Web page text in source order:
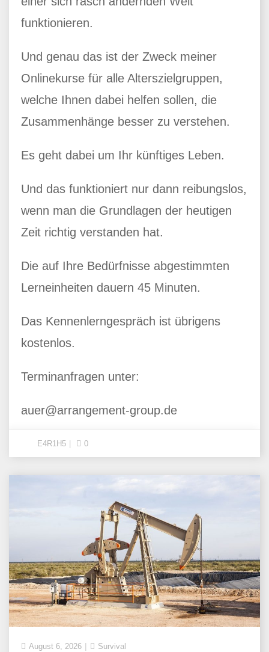
funktionieren.
Und genau das ist der Zweck meiner
Onlinekurse für alle Alterszielgruppen,
welche Ihnen dabei helfen sollen, die
Zusammenhänge besser zu verstehen.
Es geht dabei um Ihr künftiges Leben.
Und das funktioniert nur dann reibungslos,
wenn man die Grundlagen der heutigen
Zeit richtig verstanden hat.
Die auf Ihre Bedürfnisse abgestimmten
Lerneinheiten dauern 45 Minuten.
Das Kennenlerngespräch ist übrigens
kostenlos.
Terminanfragen unter:
auer@arrangement-group.de
E4R1H5 0
August 6, 2026 Survival